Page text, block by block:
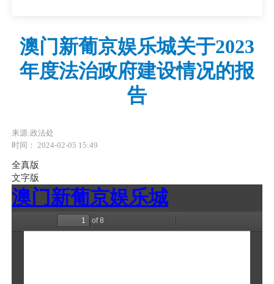
澳门新葡京娱乐城关于2023
年度法治政府建设情况的报
告
来源:政法处
时间： 2024-02-05 15:49
全真版
文字版